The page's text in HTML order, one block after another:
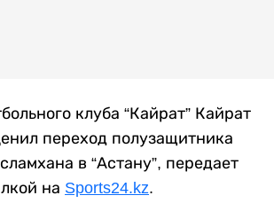
клуба “Кайрат” Кайрат
переход полузащитника
в “Астану”, передает
на Sports24.kz.